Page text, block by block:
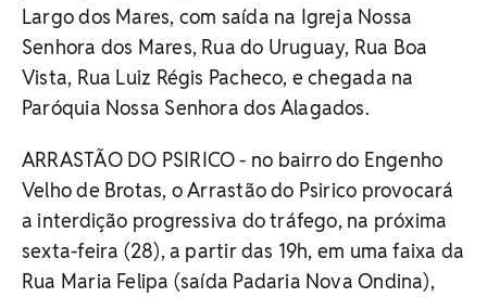
Largo dos Mares, com saída na Igreja Nossa
Senhora dos Mares, Rua do Uruguay, Rua Boa
Vista, Rua Luiz Régis Pacheco, e chegada na
Paróquia Nossa Senhora dos Alagados.
ARRASTÃO DO PSIRICO - no bairro do Engenho
Velho de Brotas, o Arrastão do Psirico provocará
a interdição progressiva do tráfego, na próxima
sexta-feira (28), a partir das 19h, em uma faixa da
Rua Maria Felipa (saída Padaria Nova Ondina),